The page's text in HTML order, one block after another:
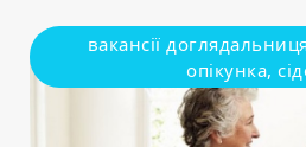
вакансії
опікунка,